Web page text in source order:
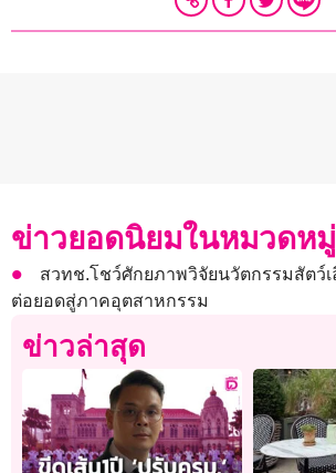
ข่าวยอดนิยมในหมวดหมู่
สวทช.โชว์ศักยภาพวิจัยนวัตกรรมสัตว์เ
ต่อยอดสู่ภาคอุตสาหกรรม
ข่าวล่าสุด